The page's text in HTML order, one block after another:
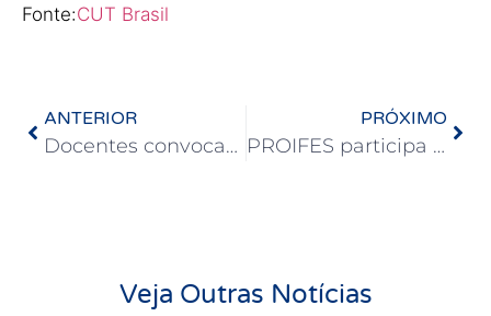
Fonte:CUT Brasil
ANTERIOR
Docentes convocam mobilização nacional em defesa do piso salarial do magistério
PRÓXIMO
PROIFES participa de ‘Força-Tarefa’ pela aprovação do PL 1893/26 no Congresso Nacional
Veja Outras Notícias